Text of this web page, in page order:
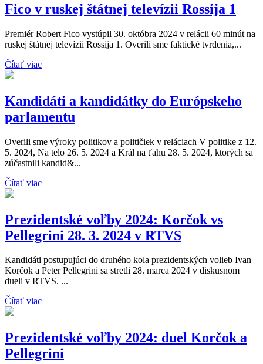
Fico v ruskej štátnej televízii Rossija 1
Premiér Robert Fico vystúpil 30. októbra 2024 v relácii 60 minút na
ruskej štátnej televízii Rossija 1. Overili sme faktické tvrdenia,...
Čítať viac
Kandidáti a kandidátky do Európskeho
parlamentu
Overili sme výroky politikov a političiek v reláciach V politike z 12.
5. 2024, Na telo 26. 5. 2024 a Král na ťahu 28. 5. 2024, ktorých sa
zúčastnili kandid&...
Čítať viac
Prezidentské voľby 2024: Korčok vs
Pellegrini 28. 3. 2024 v RTVS
Kandidáti postupujúci do druhého kola prezidentských volieb Ivan
Korčok a Peter Pellegrini sa stretli 28. marca 2024 v diskusnom
dueli v RTVS. ...
Čítať viac
Prezidentské voľby 2024: duel Korčok a
Pellegrini